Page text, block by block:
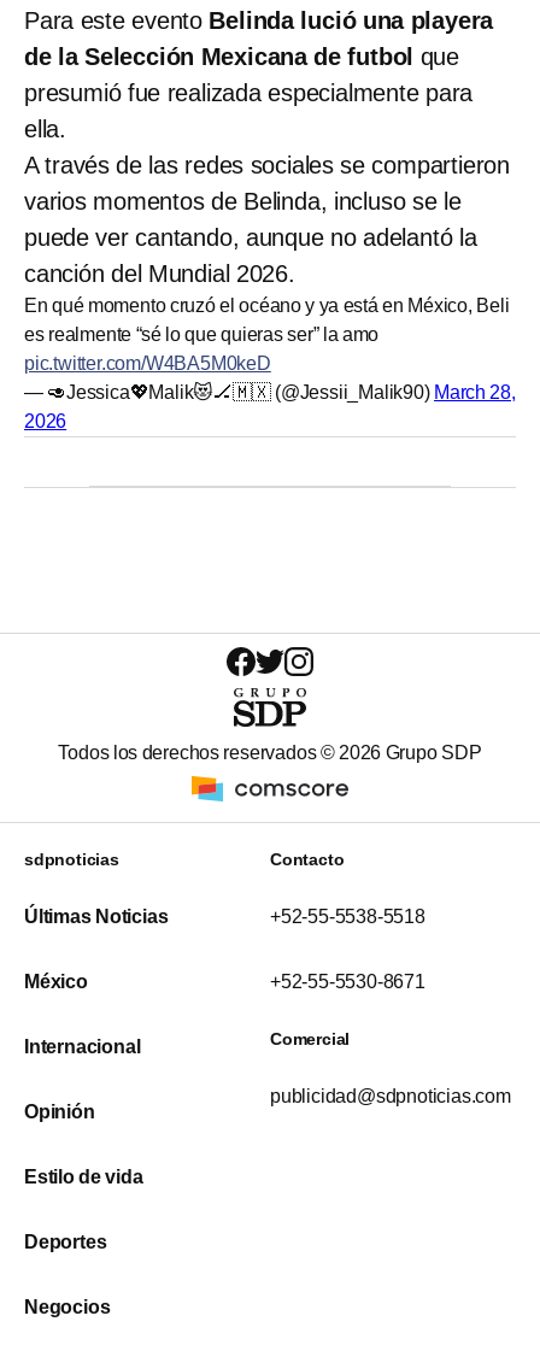
Para este evento Belinda lució una playera
de la Selección Mexicana de futbol que
presumió fue realizada especialmente para
ella.
A través de las redes sociales se compartieron
varios momentos de Belinda, incluso se le
puede ver cantando, aunque no adelantó la
canción del Mundial 2026.
En qué momento cruzó el océano y ya está en México, Beli
es realmente “sé lo que quieras ser” la amo
pic.twitter.com/W4BA5M0keD
— 🥑Jessica💖Malik😻🏒🇲🇽 (@Jessii_Malik90) March 28,
2026
Todos los derechos reservados © 2026 Grupo SDP
sdpnoticias
Últimas Noticias
México
Internacional
Opinión
Estilo de vida
Deportes
Negocios
Contacto
+52-55-5538-5518
+52-55-5530-8671
Comercial
publicidad@sdpnoticias.com